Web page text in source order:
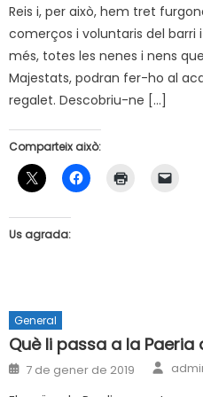
Reis i, per això, hem tret
comerços i voluntaris del barri
més, totes les nenes i nens
Majestats, podran fer-ho al
regalet. Descobriu-ne […]
Comparteix això:
Us agrada:
General
Què li passa a la Paeria
Posted
on
7 de gener de 2019